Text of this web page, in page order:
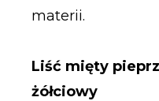
materii.
Liść mięty
żółciowy